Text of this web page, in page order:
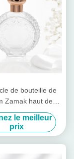
de bouteille de
Zamak haut de
sommet en or
joint étanche
sculptée CNC
le meilleur
prix